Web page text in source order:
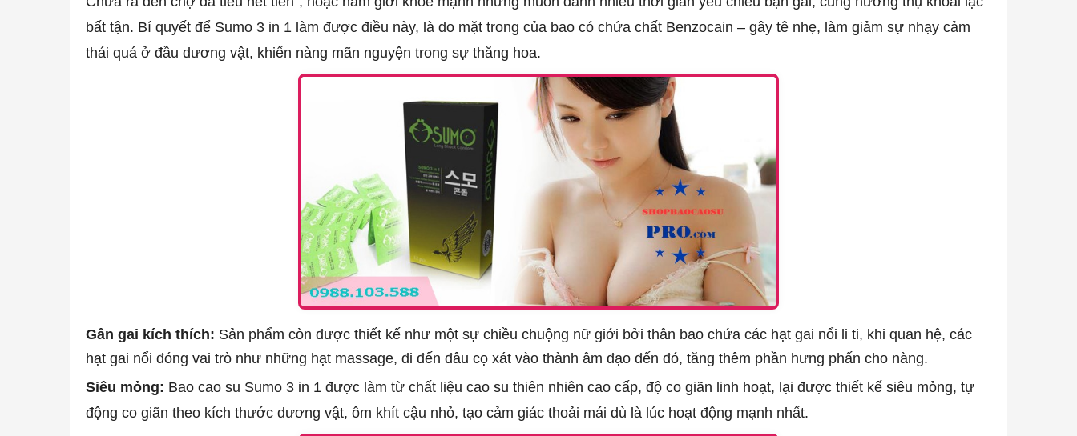
bất tận. Bí quyết để Sumo 3 in 1 làm được điều này, là do mặt trong của bao có chứa chất Benzocain – gây tê nhẹ, làm giảm sự nhạy cảm
thái quá ở đầu dương vật, khiến nàng mãn nguyện trong sự thăng hoa.
Gân gai kích thích: Sản phẩm còn được thiết kế như một sự chiều chuộng nữ giới bởi thân bao chứa các hạt gai nổi li ti, khi quan hệ, các
hạt gai nổi đóng vai trò như những hạt massage, đi đến đâu cọ xát vào thành âm đạo đến đó, tăng thêm phần hưng phấn cho nàng.
Siêu mỏng: Bao cao su Sumo 3 in 1 được làm từ chất liệu cao su thiên nhiên cao cấp, độ co giãn linh hoạt, lại được thiết kế siêu mỏng, tự
động co giãn theo kích thước dương vật, ôm khít cậu nhỏ, tạo cảm giác thoải mái dù là lúc hoạt động mạnh nhất.